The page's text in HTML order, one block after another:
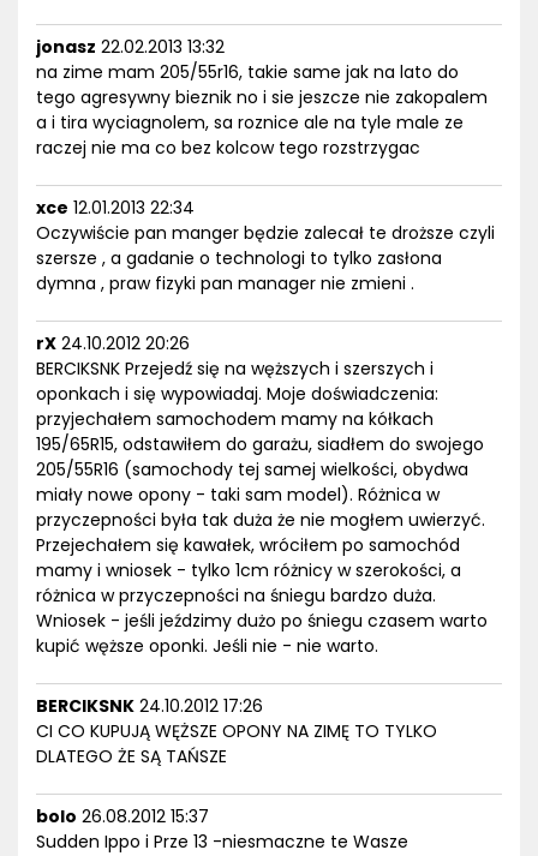
jonasz 22.02.2013 13:32
na zime mam 205/55r16, takie same jak na lato do
tego agresywny bieznik no i sie jeszcze nie zakopalem
a i tira wyciagnolem, sa roznice ale na tyle male ze
raczej nie ma co bez kolcow tego rozstrzygac
xce 12.01.2013 22:34
Oczywiście pan manger będzie zalecał te droższe czyli
szersze , a gadanie o technologi to tylko zasłona
dymna , praw fizyki pan manager nie zmieni .
rX 24.10.2012 20:26
BERCIKSNK Przejedź się na węższych i szerszych i
oponkach i się wypowiadaj. Moje doświadczenia:
przyjechałem samochodem mamy na kółkach
195/65R15, odstawiłem do garażu, siadłem do swojego
205/55R16 (samochody tej samej wielkości, obydwa
miały nowe opony - taki sam model). Różnica w
przyczepności była tak duża że nie mogłem uwierzyć.
Przejechałem się kawałek, wróciłem po samochód
mamy i wniosek - tylko 1cm różnicy w szerokości, a
różnica w przyczepności na śniegu bardzo duża.
Wniosek - jeśli jeździmy dużo po śniegu czasem warto
kupić węższe oponki. Jeśli nie - nie warto.
BERCIKSNK 24.10.2012 17:26
CI CO KUPUJĄ WĘŻSZE OPONY NA ZIMĘ TO TYLKO
DLATEGO ŻE SĄ TAŃSZE
bolo 26.08.2012 15:37
Sudden Ippo i Prze 13 -niesmaczne te Wasze